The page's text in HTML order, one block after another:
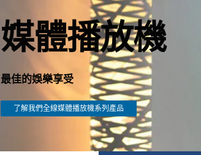
媒體播放機
最佳的娛樂享受
了解我們全線媒體播放機系列產品